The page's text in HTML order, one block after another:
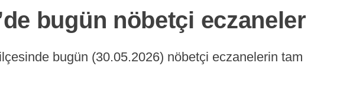
bugün nöbetçi eczaneler
bugün (30.05.2026) nöbetçi eczanelerin tam